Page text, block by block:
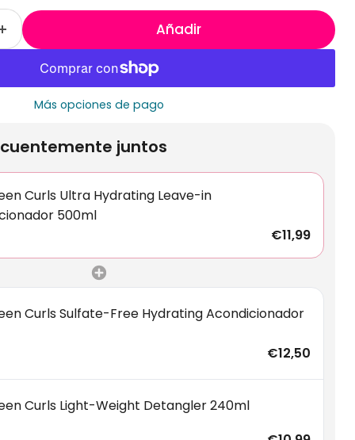
Añadir
Más opciones de pago
juntos
Curls Ultra Hydrating Leave-in
500ml
€11,99
Curls Sulfate-Free Hydrating Acondicionador
€12,50
Curls Light-Weight Detangler 240ml